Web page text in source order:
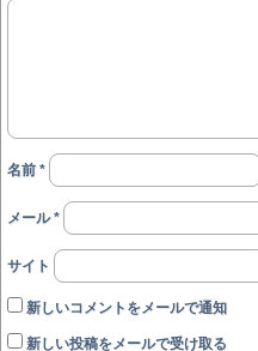
名前 *
メール*
サイト
新しいコメントをメールで通知
新しい投稿をメールで受け取る